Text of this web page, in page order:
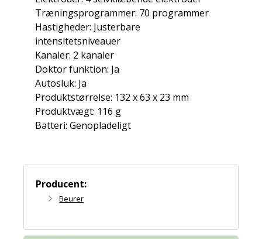
Træningsprogrammer: 70 programmer
Hastigheder: Justerbare
intensitetsniveauer
Kanaler: 2 kanaler
Doktor funktion: Ja
Autosluk: Ja
Produktstørrelse: 132 x 63 x 23 mm
Produktvægt: 116 g
Batteri: Genopladeligt
Producent:
Beurer